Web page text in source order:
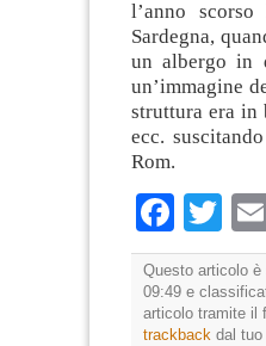
l’anno
Sardegna,
un albergo in
un’immagine
struttura era in
ecc.
Rom.
Questo articolo
09:49 e
articolo tramite il
trackback dal tuo